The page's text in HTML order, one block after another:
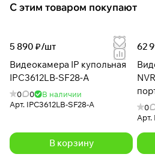
С этим товаром покупают
5 890 ₽/шт
Видеокамера IP купольная
IPC3612LB-SF28-A
0 0
В наличии
Арт. IPC3612LB-SF28-A
В корзину
62
0
Арт.